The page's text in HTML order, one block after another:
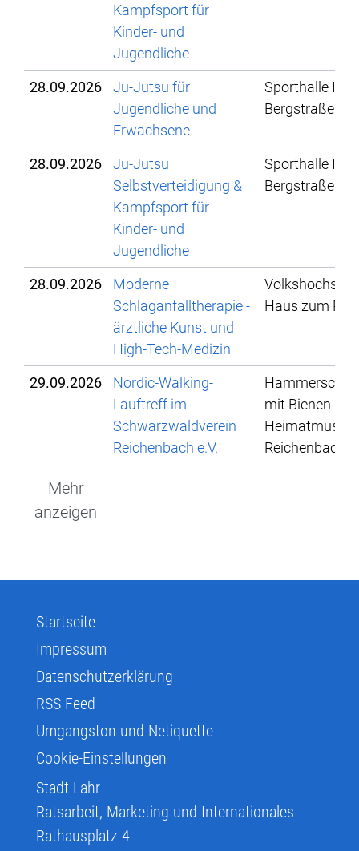
Kampfsport für
Kinder- und
Jugendliche
28.09.2026
Ju-Jutsu für
Jugendliche und
Erwachsene
Sporthalle IBG,
Bergstraße 78
28.09.2026
Ju-Jutsu
Selbstverteidigung &
Kampfsport für
Kinder- und
Jugendliche
Sporthalle IBG,
Bergstraße 78
28.09.2026
Moderne
Schlaganfalltherapie -
ärztliche Kunst und
High-Tech-Medizin
Haus zum
29.09.2026
Nordic-Walking-
Lauftreff im
Schwarzwaldverein
Reichenbach e.V.
mit Bienen-
Reichenbach
Mehr
anzeigen
Startseite
Impressum
Datenschutzerklärung
RSS Feed
Umgangston und Netiquette
Cookie-Einstellungen
Stadt Lahr
Ratsarbeit, Marketing und Internationales
Rathausplatz 4